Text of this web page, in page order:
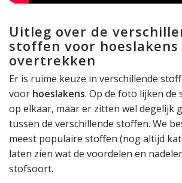
Uitleg over de
stoffen voor hoeslakens
overtrekken
Er is ruime keuze in verschillende
voor hoeslakens. Op de foto lijken de
op elkaar, maar er zitten wel degelijk
tussen de verschillende stoffen. We
meest populaire stoffen (nog altijd
laten zien wat de voordelen en
stofsoort.